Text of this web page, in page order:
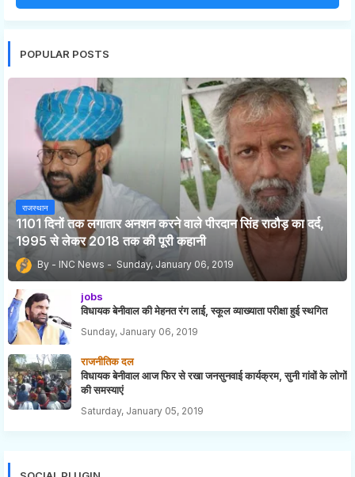
POPULAR POSTS
राजस्थान
1101 दिनों तक लगातार अनशन करने वाले पीरदान सिंह राठौड़ का दर्द,
1995 से लेकर 2018 तक की पूरी कहानी
INC News Sunday, January 06, 2019
jobs
विधायक बेनीवाल की मेहनत रंग लाई, स्कूल व्याख्याता परीक्षा हुई स्थगित
Sunday, January 06, 2019
राजनीतिक दल
विधायक बेनीवाल आज फिर से रखा जनसुनवाई कार्यक्रम, सुनी गांवों के लोगों
की समस्याएं
Saturday, January 05, 2019